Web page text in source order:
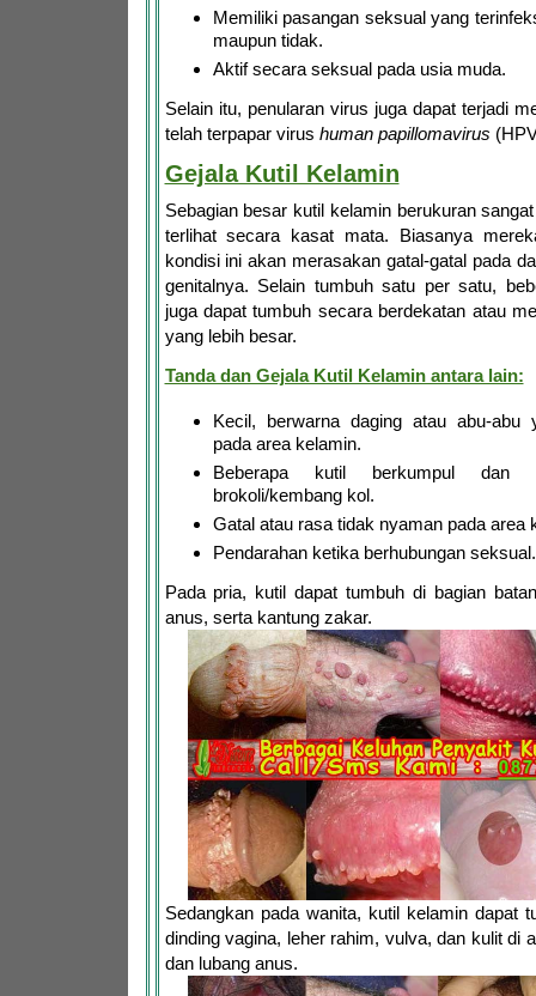
Memiliki pasangan seksual yang
maupun tidak.
Aktif secara seksual pada usia muda.
Selain itu, penularan virus juga dapat terjadi
telah terpapar virus human papillomavirus
Gejala Kutil Kelamin
Sebagian besar kutil kelamin berukuran
terlihat secara kasat mata. Biasanya
kondisi ini akan merasakan gatal-gatal pada
genitalnya. Selain tumbuh satu per satu,
juga dapat tumbuh secara berdekatan atau
yang lebih besar.
Tanda dan Gejala Kutil Kelamin antara lain:
Kecil, berwarna daging atau abu-abu
pada area kelamin.
Beberapa kutil berkumpul dan
brokoli/kembang kol.
Gatal atau rasa tidak nyaman pada area
Pendarahan ketika berhubungan seksual.
Pada pria, kutil dapat tumbuh di bagian
anus, serta kantung zakar.
Sedangkan pada wanita, kutil kelamin dapat
dinding vagina, leher rahim, vulva, dan kulit di
dan lubang anus.